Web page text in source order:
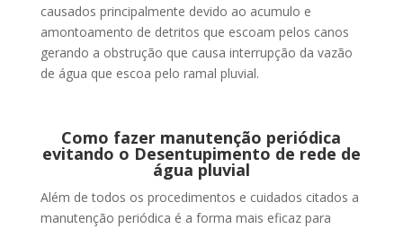
causados principalmente devido ao acumulo e
amontoamento de detritos que escoam pelos canos
gerando a obstrução que causa interrupção da vazão
de água que escoa pelo ramal pluvial.
Como fazer manutenção periódica
evitando o Desentupimento de rede de
água pluvial
Além de todos os procedimentos e cuidados citados a
manutenção periódica é a forma mais eficaz para